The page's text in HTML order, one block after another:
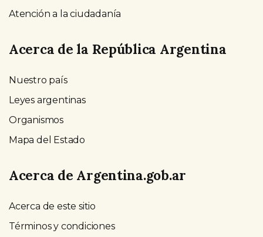
Atención a la ciudadanía
Acerca de la República Argentina
Nuestro país
Leyes argentinas
Organismos
Mapa del Estado
Acerca de Argentina.gob.ar
Acerca de este sitio
Términos y condiciones